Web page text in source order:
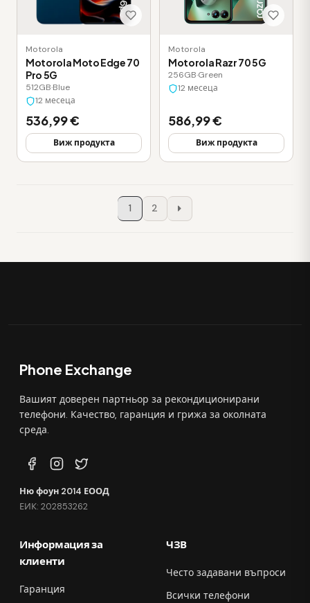
Motorola
Motorola Moto Edge 70
Pro 5G
512GB·Blue
12 месеца
536,99 €
Виж продукта
Motorola
Motorola Razr 70 5G
256GB·Green
12 месеца
586,99 €
Виж продукта
1 2
Phone Exchange
Вашият доверен партньор за рекондиционирани
телефони. Качество, гаранция и грижа за околната
среда.
Ню фоун 2014 ЕООД
ЕИК: 202853262
Информация за
клиенти
Гаранция
ЧЗВ
Често задавани въпроси
Всички телефони